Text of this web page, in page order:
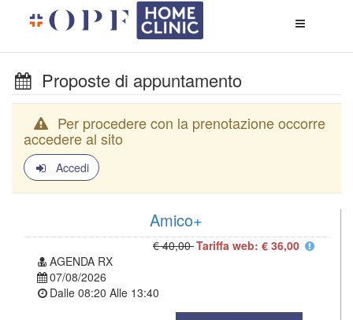
di
Proposte di appuntamento
Per procedere con la prenotazione occorre
accedere al sito
Accedi
Amico+
€ 40,00Tariffa web: € 36,00
AGENDA RX
07/08/2026
Dalle 08:20 Alle 13:40